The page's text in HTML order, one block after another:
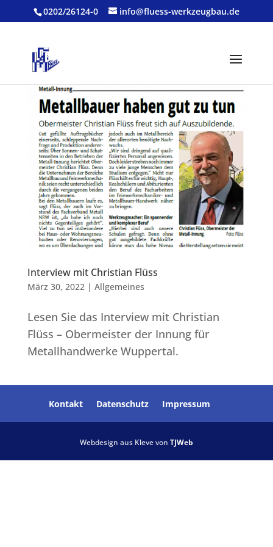
0202/26124-0 info@fluess-werkzeugbau.de
Interview mit Christian Flüss
März 30, 2022 | Allgemeines
Lesen Sie das Interview mit Christian
Flüss – Obermeister der Innung für
Metallhandwerke Wuppertal.
Kontakt Datenschutz Impressum
Webdesign aus Kleve von TJWeb